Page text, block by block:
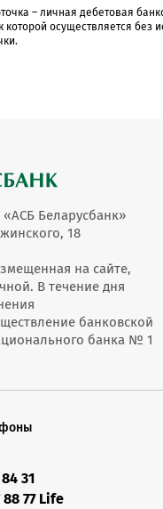
– личная дебетовая
которой осуществляется без
Беларусбанк»
18
на сайте,
В течение дня
банковской
банка № 1
31
88 77 Life